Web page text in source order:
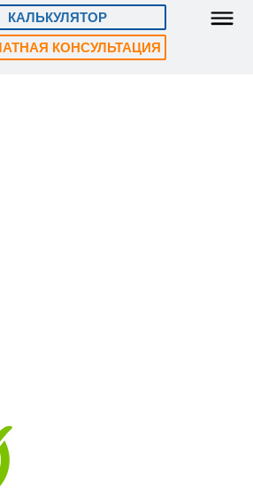
КАЛЬКУЛЯТОР
КОНСУЛЬТАЦИЯ